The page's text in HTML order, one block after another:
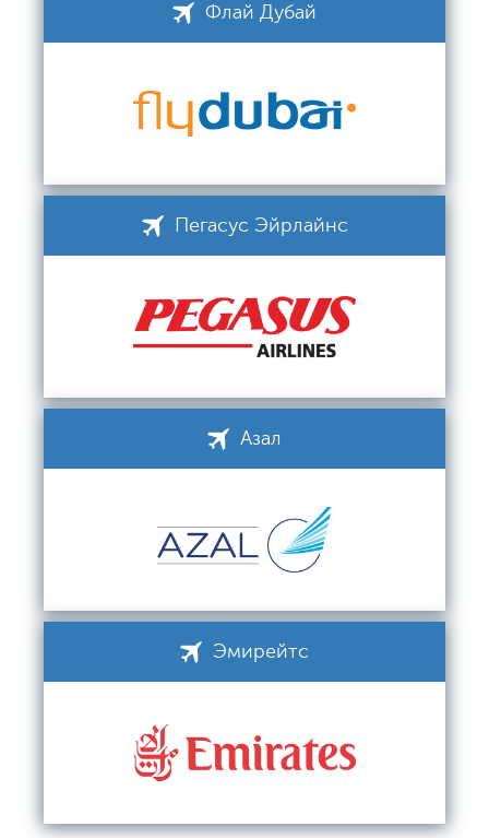
Флай Дубай
Пегасус Эйрлайнс
Азал
Эмирейтс